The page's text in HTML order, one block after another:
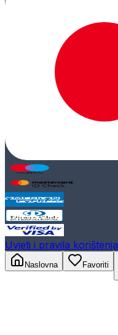
Uvjeti i pravila korištenja
Naslovna
Favoriti